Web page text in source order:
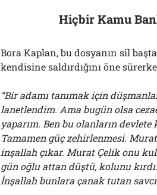
Hiçbir Kamu
Bora Kaplan, bu dosyanın sil
kendisine saldırdığını öne
“Bir adamı tanımak için
lanetlendim. Ama bugün olsa
yaparım. Ben bu olanların
Tamamen güç zehirlenmesi.
inşallah çıkar. Murat Çelik onu
gün oğlu attan düştü, kolunu
İnşallah bunlara çanak tutan